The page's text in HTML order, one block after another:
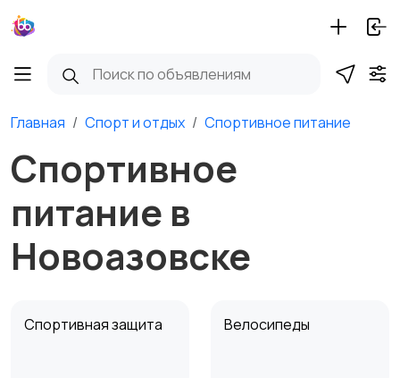
Главная Спорт и отдых Спортивное питание
Спортивное
питание в
Новоазовске
Спортивная защита Велосипеды